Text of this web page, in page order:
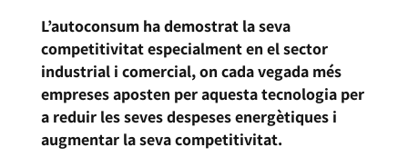
L’autoconsum ha demostrat la seva
competitivitat especialment en el sector
industrial i comercial, on cada vegada més
empreses aposten per aquesta tecnologia per
a reduir les seves despeses energètiques i
augmentar la seva competitivitat.